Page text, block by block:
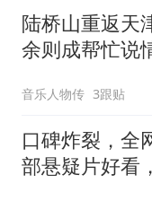
陆桥山重返天
余则成帮忙说
音乐人物传 3跟贴
口碑炸裂，全
部悬疑片好看